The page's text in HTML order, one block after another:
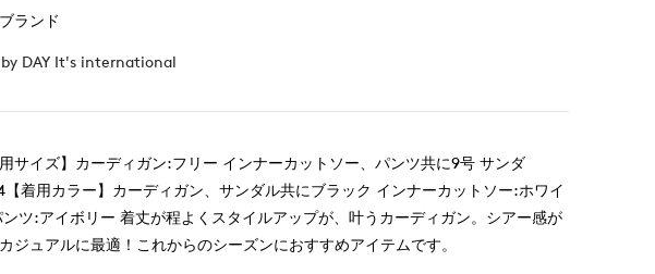
ランド
by DAY It's international
用サイズ】カーディガン:フリー インナーカットソー、パンツ共に9号 サンダ
【着用カラー】カーディガン、サンダル共にブラック インナーカットソー:ホワイ
ンツ:アイボリー 着丈が程よくスタイルアップが、叶うカーディガン。シアー感が
ジュアルに最適！これからのシーズンにおすすめアイテムです。